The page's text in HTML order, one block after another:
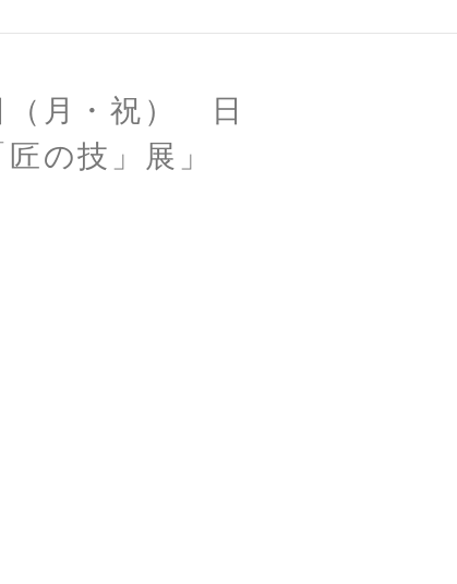
（月・祝） 日
の技」展」